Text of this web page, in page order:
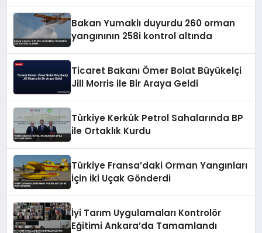
Bakan Yumaklı duyurdu 260 orman
yangınının 258i kontrol altında
Ticaret Bakanı Ömer Bolat Büyükelçi
Jill Morris ile Bir Araya Geldi
Türkiye Kerkük Petrol Sahalarında BP
ile Ortaklık Kurdu
Türkiye Fransa’daki Orman Yangınları
İçin İki Uçak Gönderdi
İyi Tarım Uygulamaları Kontrolör
Eğitimi Ankara’da Tamamlandı